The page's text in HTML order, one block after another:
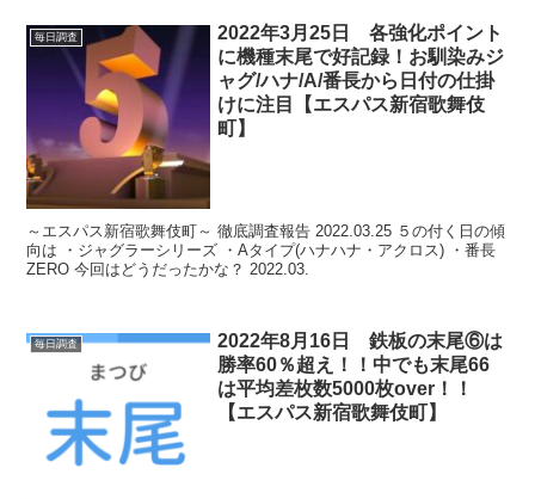
毎日調査
2022年3月25日 各強化ポイント
に機種末尾で好記録！お馴染みジ
ャグ/ハナ/A/番長から日付の仕掛
けに注目【エスパス新宿歌舞伎
町】
～エスパス新宿歌舞伎町～ 徹底調査報告 2022.03.25 ５の付く日の傾
向は ・ジャグラーシリーズ ・Aタイプ(ハナハナ・アクロス) ・番長
ZERO 今回はどうだったかな？ 2022.03.
毎日調査
2022年8月16日 鉄板の末尾⑥は
勝率60％超え！！中でも末尾66
は平均差枚数5000枚over！！
【エスパス新宿歌舞伎町】